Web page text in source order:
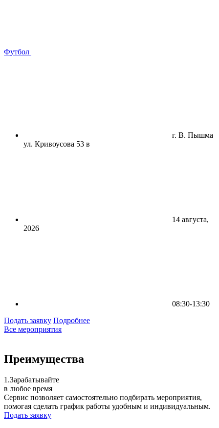
Футбол
г. В. Пышма
ул. Кривоусова 53 в
14 августа,
2026
08:30-13:30
Подать заявку Подробнее
Все мероприятия
Преимущества
1.Зарабатывайте
в любое время
Сервис позволяет самостоятельно подбирать мероприятия,
помогая сделать график работы удобным и индивидуальным.
Подать заявку